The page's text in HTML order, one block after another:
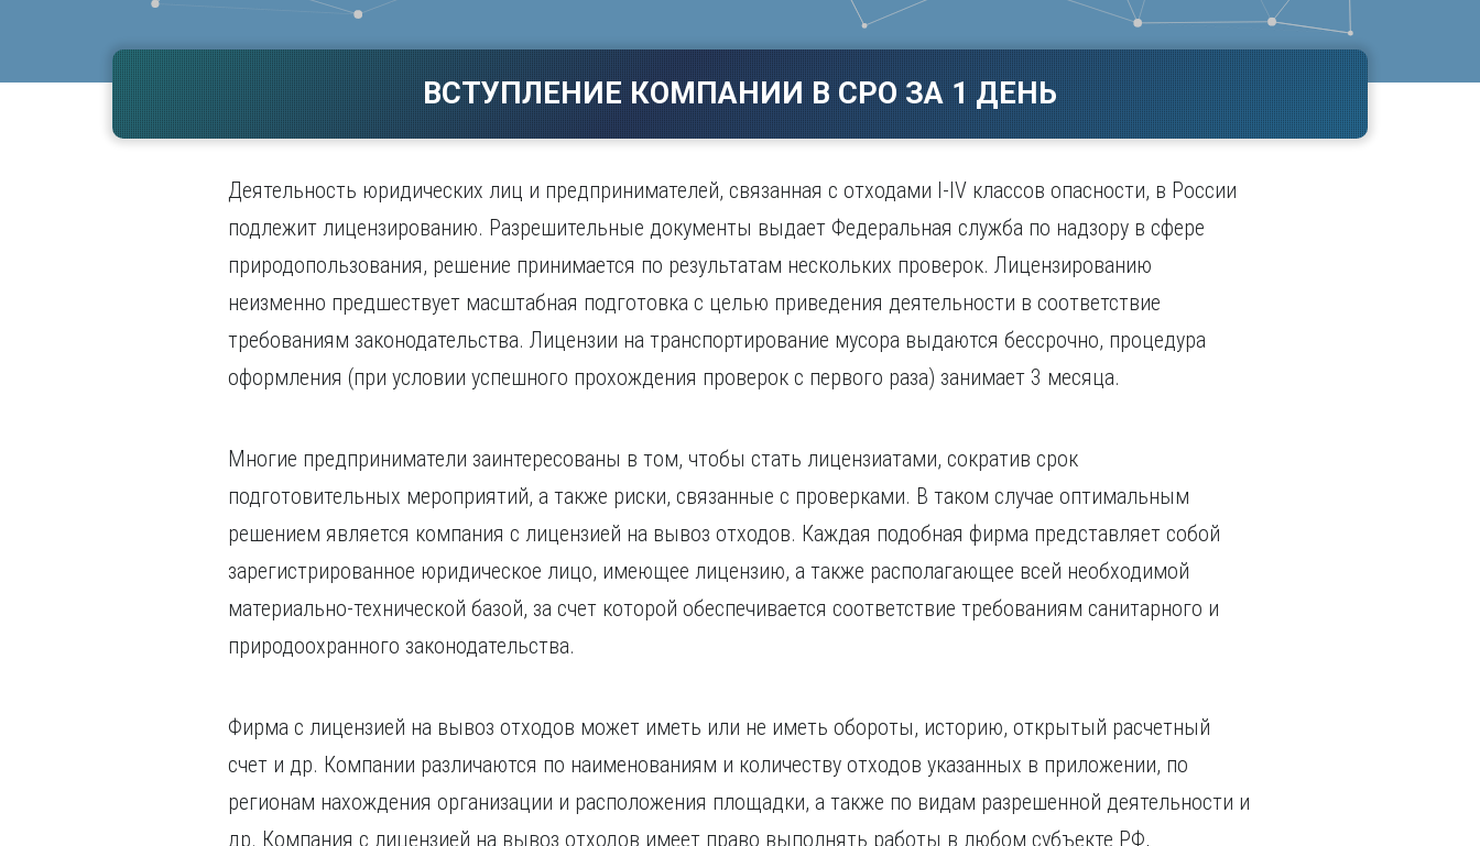
Воронеж
Е
Иваново
Ижевск
Мурманск
Н
Нижний Тагил
Новокузнецк
Новосибирск
Севастополь
Смоленск
Чебоксары
Челябинск
Череповец
Чита
Ярославль
ВСТУПЛЕНИЕ КОМПАНИИ В СРО ЗА 1 ДЕНЬ
Деятельность юридических лиц и предпринимателей, связанная с отходами I-IV классов опасности, в России
подлежит лицензированию. Разрешительные документы выдает Федеральная служба по надзору в сфере
природопользования, решение принимается по результатам нескольких проверок. Лицензированию
неизменно предшествует масштабная подготовка с целью приведения деятельности в соответствие
требованиям законодательства. Лицензии на транспортирование мусора выдаются бессрочно, процедура
оформления (при условии успешного прохождения проверок с первого раза) занимает 3 месяца.
Многие предприниматели заинтересованы в том, чтобы стать лицензиатами, сократив срок
подготовительных мероприятий, а также риски, связанные с проверками. В таком случае оптимальным
решением является компания с лицензией на вывоз отходов. Каждая подобная фирма представляет собой
зарегистрированное юридическое лицо, имеющее лицензию, а также располагающее всей необходимой
материально-технической базой, за счет которой обеспечивается соответствие требованиям санитарного и
природоохранного законодательства.
Фирма с лицензией на вывоз отходов может иметь или не иметь обороты, историю, открытый расчетный
счет и др. Компании различаются по наименованиям и количеству отходов указанных в приложении, по
регионам нахождения организации и расположения площадки, а также по видам разрешенной деятельности и
др. Компания с лицензией на вывоз отходов имеет право выполнять работы в любом субъекте РФ,